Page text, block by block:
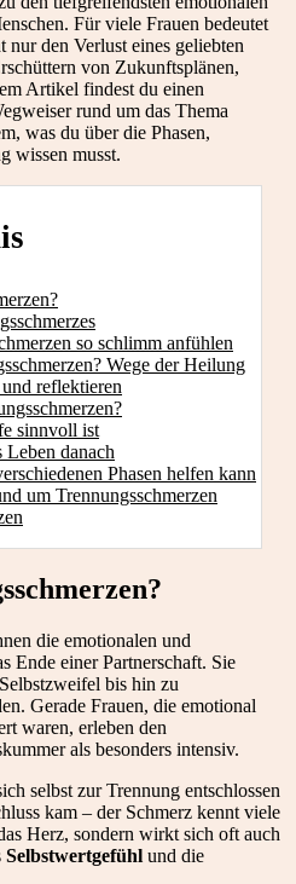
Für viele Frauen bedeutet
nur den Verlust eines geliebten
von Zukunftsplänen,
Artikel findest du einen
rund um das Thema
was du über die Phasen,
wissen musst.
so schlimm anfühlen
Wege der Heilung
reflektieren
sinnvoll ist
danach
Phasen helfen kann
um Trennungsschmerzen
die emotionalen und
Ende einer Partnerschaft. Sie
bis hin zu
Gerade Frauen, die emotional
waren, erleben den
als besonders intensiv.
selbst zur Trennung entschlossen
kam – der Schmerz kennt viele
Herz, sondern wirkt sich oft auch
Selbstwertgefühl und die